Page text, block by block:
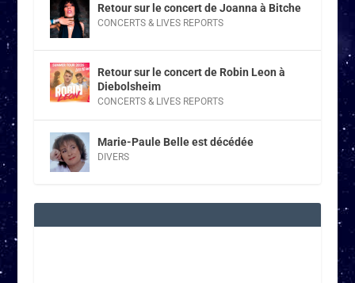
Retour sur le concert de Joanna à Bitche
CONCERTS & LIVES REPORTS
Retour sur le concert de Robin Leon à
Diebolsheim
CONCERTS & LIVES REPORTS
Marie-Paule Belle est décédée
DIVERS